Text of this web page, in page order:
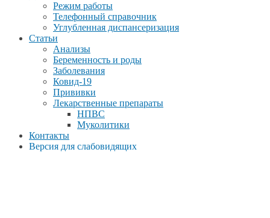
Режим работы
Телефонный справочник
Углубленная диспансеризация
Статьи
Анализы
Беременность и роды
Заболевания
Ковид-19
Прививки
Лекарственные препараты
НПВС
Муколитики
Контакты
Версия для слабовидящих